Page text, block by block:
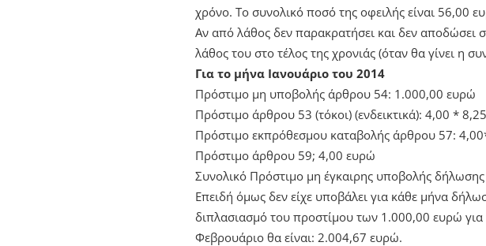
χρόνο. Το συνολικό ποσό της οφειλής είναι 56,00
Αν από λάθος δεν παρακρατήσει και δεν
λάθος του στο τέλος της χρονιάς (όταν θα γίνει η
Για το μήνα Ιανουάριο του 2014
Πρόστιμο μη υποβολής άρθρου 54: 1.000,00 ευρώ
Πρόστιμο άρθρου 53 (τόκοι) (ενδεικτικά): 4,00 *
Πρόστιμο εκπρόθεσμου καταβολής άρθρου 57:
Πρόστιμο άρθρου 59; 4,00 ευρώ
Συνολικό Πρόστιμο μη έγκαιρης υποβολής
Επειδή όμως δεν είχε υποβάλει για κάθε μήνα
διπλασιασμό του προστίμου των 1.000,00 ευρώ
Φεβρουάριο θα είναι: 2.004,67 ευρώ.